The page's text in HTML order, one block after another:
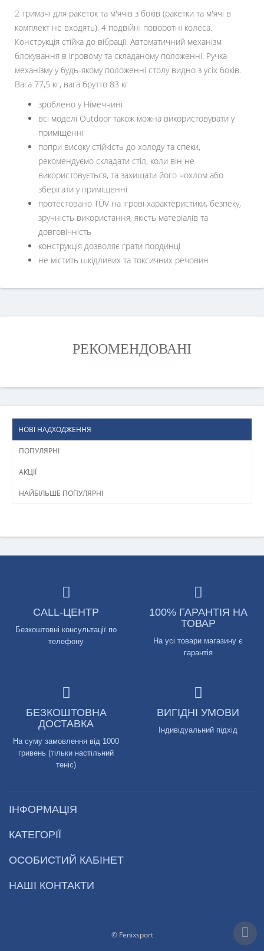
2 тримачі для ракеток та м'ячів з боків (ракетки та м'ячі в
комплект не входять). 4 подвійні поворотні колеса.
Конструкція стійка до вібрації. Автоматичний механізм
блокування в ігровому та складаному положенні. Ручка
механізму у будь-якому положенні столу видно з усіх боків.
Вага 77,5 кг, вага брутто 83 кг
зроблено у Німеччині
всі моделі Outdoor також можна використовувати у
приміщенні
попри високу стійкість до холоду та спеки,
рекомендуємо складати стіл, коли він не
використовується, та захищати його чохлом або
зберігати у приміщенні
протестовано TÜV на ігрові характеристики, безпеку,
зручність використання, якість матеріалів та
довговічність
конструкція дозволяє грати поодинці
не містить шкідливих та токсичних речовин
РЕКОМЕНДОВАНІ
НОВІ НАДХОДЖЕННЯ
ПОПУЛЯРНІ
АКЦІЇ
НАЙБІЛЬШЕ ПОПУЛЯРНІ
CALL-ЦЕНТР
Безкоштовні консультації по
телефону
100% ГАРАНТІЯ НА
ТОВАР
На усі товари магазину є
гарантія
БЕЗКОШТОВНА
ДОСТАВКА
На суму замовлення від 1000
гривень (тільки настільний
теніс)
ВИГІДНІ УМОВИ
Індивідуальний підхід
ІНФОРМАЦІЯ
КАТЕГОРІЇ
ОСОБИСТИЙ КАБІНЕТ
НАШІ КОНТАКТИ
© Fenixsport